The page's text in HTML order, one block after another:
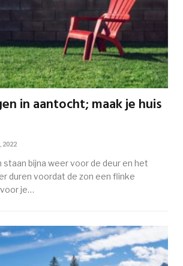
in aantocht; maak je huis
2022
staan bijna weer voor de deur en het
duren voordat de zon een flinke
je…